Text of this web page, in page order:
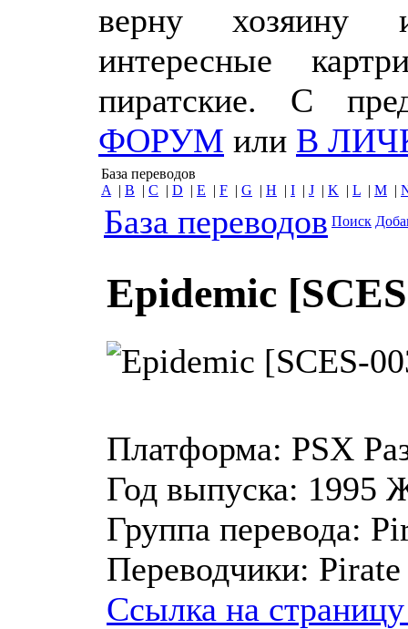
верну хозяину
интересные
пиратские. С
ФОРУМ или В
База переводов
A | B | C | D | E | F | G | H | I | J | K | L | M |
База переводов Поиск
Epidemic
Платформа: PSX
Год выпуска: 1995
Группа перевода:
Переводчики: Pirate
Ссылка на